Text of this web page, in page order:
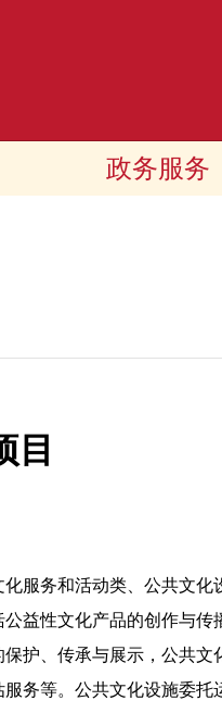
政务服务
目
务和活动类、公共文化
益性文化产品的创作与传
护、传承与展示，公共文
务等。公共文化设施委托